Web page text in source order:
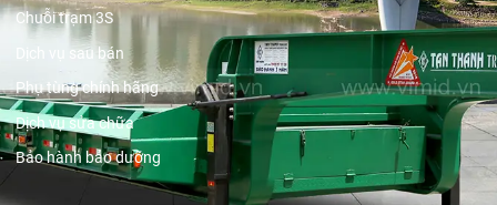
Chuỗi trạm 3S
Dịch vụ sau bán
Phụ tùng chính hãng
Dịch vụ sửa chữa
Bảo hành bảo dưỡng